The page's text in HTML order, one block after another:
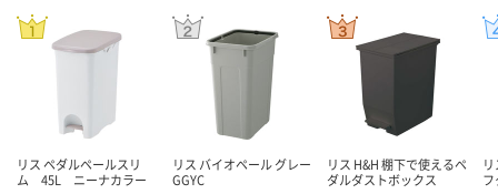
リス ペダルペールスリ
ム 45L ニーナカラー
リス バイオペール グレー
GGYC
リス H&H 棚下で使えるペ
ダルダストボックス